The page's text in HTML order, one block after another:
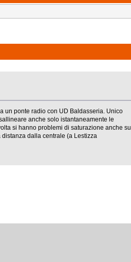
un ponte radio con UD Baldasseria. Unico
anche solo istantaneamente le
si hanno problemi di saturazione anche su
dalla centrale (a Lestizza